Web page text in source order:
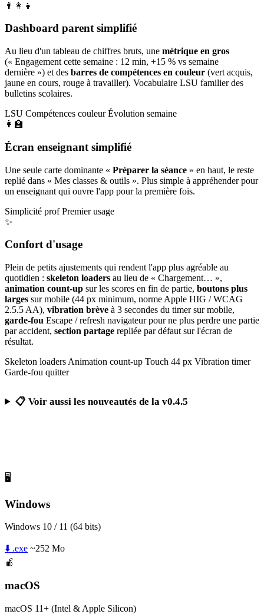
👨‍👩‍👧
Dashboard parent simplifié
Au lieu d'un tableau de chiffres bruts, une métrique en gros
(« Engagement cette semaine : 12 min, +15 % vs semaine
dernière ») et des barres de compétences en couleur (vert acquis,
jaune en cours, rouge à travailler). Vocabulaire LSU familier des
bulletins scolaires.
LSU Compétences couleur Évolution semaine
👩‍🏫
Écran enseignant simplifié
Une seule carte dominante « Préparer la séance » en haut, le reste
replié dans « Mes classes & outils ». Plus simple à appréhender pour
un enseignant qui ouvre l'app pour la première fois.
Simplicité prof Premier usage
✨
Confort d'usage
Plein de petits ajustements qui rendent l'app plus agréable au
quotidien : skeleton loaders au lieu de « Chargement… »,
animation count-up sur les scores en fin de partie, boutons plus
larges sur mobile (44 px minimum, norme Apple HIG / WCAG
2.5.5 AA), vibration brève à 3 secondes du timer sur mobile,
garde-fou Escape / refresh navigateur pour ne plus perdre une partie
par accident, section partage repliée par défaut sur l'écran de
résultat.
Skeleton loaders Animation count-up Touch 44 px Vibration timer
Garde-fou quitter
📋 Voir aussi les nouveautés de la v0.4.5
🖥️
Windows
Windows 10 / 11 (64 bits)
⬇️ .exe ~252 Mo
🍎
macOS
macOS 11+ (Intel & Apple Silicon)